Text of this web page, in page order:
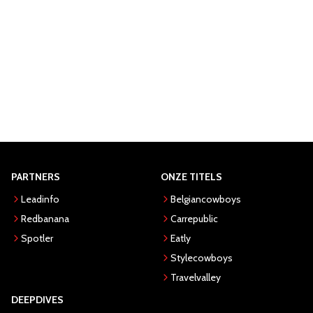
PARTNERS
Leadinfo
Redbanana
Spotler
ONZE TITELS
Belgiancowboys
Carrepublic
Eatly
Stylecowboys
Travelvalley
DEEPDIVES